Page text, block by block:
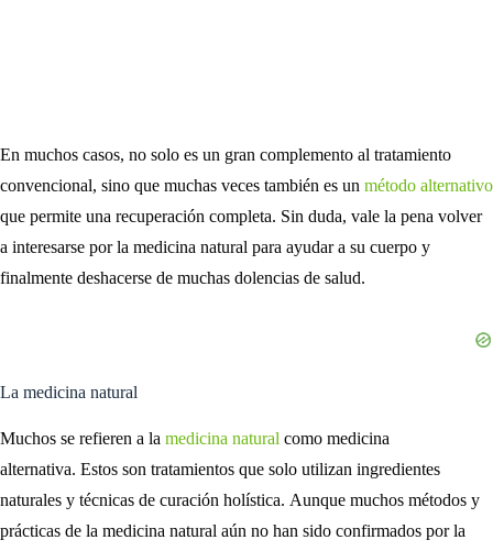
En muchos casos, no solo es un gran complemento al tratamiento
convencional, sino que muchas veces también es un método alternativo
que permite una recuperación completa. Sin duda, vale la pena volver
a interesarse por la medicina natural para ayudar a su cuerpo y
finalmente deshacerse de muchas dolencias de salud.
La medicina natural
Muchos se refieren a la medicina natural como medicina
alternativa. Estos son tratamientos que solo utilizan ingredientes
naturales y técnicas de curación holística. Aunque muchos métodos y
prácticas de la medicina natural aún no han sido confirmados por la